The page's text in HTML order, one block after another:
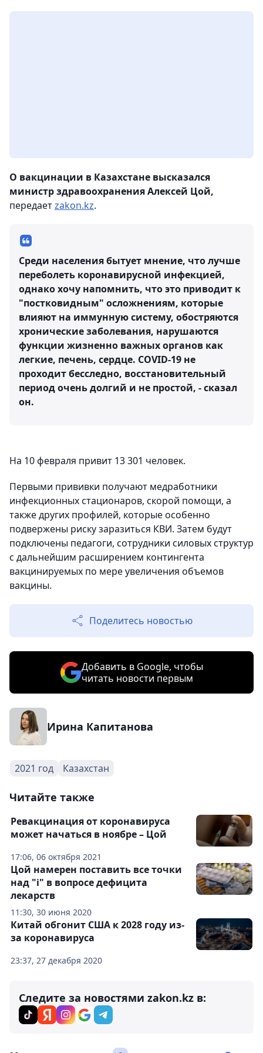
О вакцинации в Казахстане высказался
министр здравоохранения Алексей Цой,
передаетzakon.kz.
Cреди населения бытует мнение, что лучше
переболеть коронавирусной инфекцией,
однако хочу напомнить, что это приводит к
"постковидным" осложнениям, которые
влияют на иммунную систему, обостряются
хронические заболевания, нарушаются
функции жизненно важных органов как
легкие, печень, сердце. COVID-19 не
проходит бесследно, восстановительный
период очень долгий и не простой, - сказал
он.
На 10 февраля привит 13 301 человек.
Первыми прививки получают медработники
инфекционных стационаров, скорой помощи, а
также других профилей, которые особенно
подвержены риску заразиться КВИ. Затем будут
подключены педагоги, сотрудники силовых структур
с дальнейшим расширением контингента
вакцинируемых по мере увеличения объемов
вакцины.
Поделитесь новостью
Добавить в Google, чтобы
читать новости первым
Ирина Капитанова
2021 год Казахстан
Читайте также
17:06, 06 октября 2021
Ревакцинация от коронавируса
может начаться в ноябре – Цой
11:30, 30 июня 2020
Цой намерен поставить все точки
над "i" в вопросе дефицита
лекарств
23:37, 27 декабря 2020
Китай обгонит США к 2028 году из-
за коронавируса
Следите за новостями zakon.kz в: